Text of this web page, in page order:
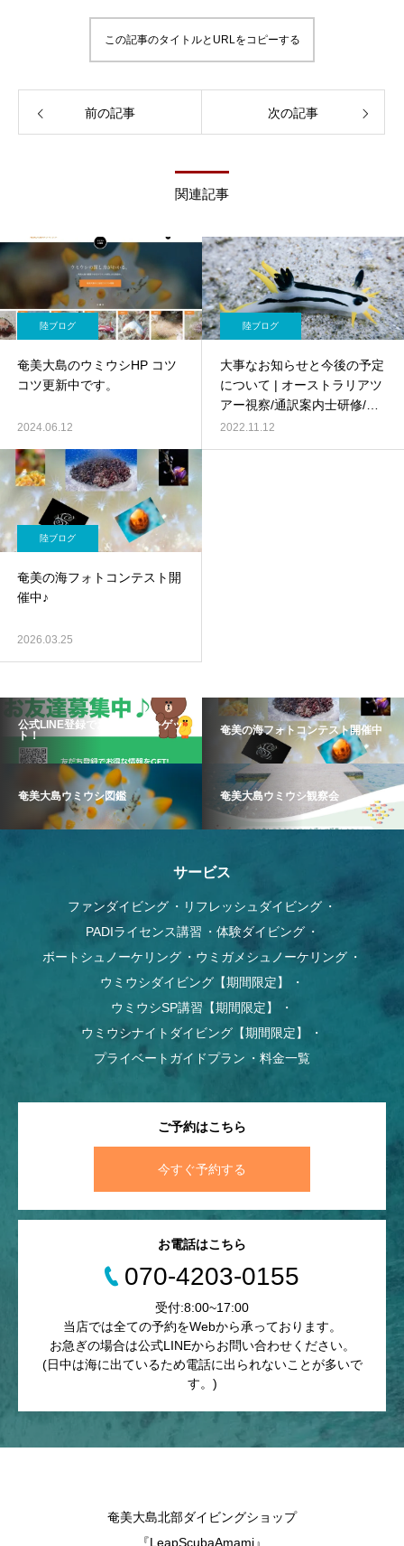
この記事のタイトルとURLをコピーする
前の記事 次の記事
関連記事
陸ブログ
奄美大島のウミウシHP コツ
コツ更新中です。
2024.06.12
陸ブログ
大事なお知らせと今後の予定
について | オーストラリアツ
アー視察/通訳案内士研修/ウ
ミウシ図鑑の作成/店舗移転
2022.11.12
陸ブログ
奄美の海フォトコンテスト開
催中♪
2026.03.25
公式LINE登録でお得な情報をゲッ
ト！
奄美の海フォトコンテスト開催中
奄美大島ウミウシ図鑑 奄美大島ウミウシ観察会
サービス
ファンダイビング
リフレッシュダイビング
PADIライセンス講習
体験ダイビング
ボートシュノーケリング
ウミガメシュノーケリング
ウミウシダイビング【期間限定】
ウミウシSP講習【期間限定】
ウミウシナイトダイビング【期間限定】
プライベートガイドプラン
料金一覧
ご予約はこちら
今すぐ予約する
お電話はこちら
070-4203-0155
受付:8:00~17:00
当店では全ての予約をWebから承っております。
お急ぎの場合は公式LINEからお問い合わせください。
(日中は海に出ているため電話に出られないことが多いで
す。)
奄美大島北部ダイビングショップ
『LeapScubaAmami』